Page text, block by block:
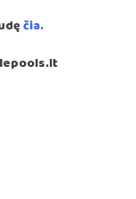
čia.